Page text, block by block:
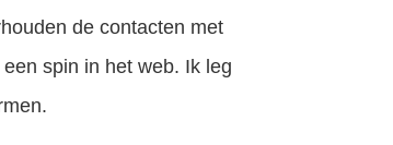
de contacten met
spin in het web. Ik leg